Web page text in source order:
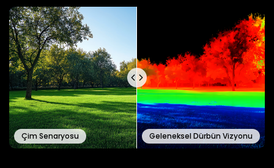
Geleneksel Dürbün Vizyonu
Çim Senaryosu